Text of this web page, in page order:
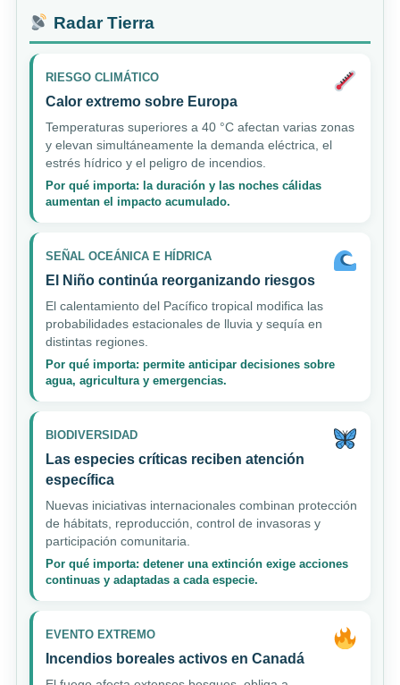
Radar Tierra
RIESGO CLIMÁTICO
Calor extremo sobre Europa
Temperaturas superiores a 40 °C afectan varias zonas
y elevan simultáneamente la demanda eléctrica, el
estrés hídrico y el peligro de incendios.
Por qué importa: la duración y las noches cálidas
aumentan el impacto acumulado.
SEÑAL OCEÁNICA E HÍDRICA
El Niño continúa reorganizando riesgos
El calentamiento del Pacífico tropical modifica las
probabilidades estacionales de lluvia y sequía en
distintas regiones.
Por qué importa: permite anticipar decisiones sobre
agua, agricultura y emergencias.
BIODIVERSIDAD
Las especies críticas reciben atención
específica
Nuevas iniciativas internacionales combinan protección
de hábitats, reproducción, control de invasoras y
participación comunitaria.
Por qué importa: detener una extinción exige acciones
continuas y adaptadas a cada especie.
EVENTO EXTREMO
Incendios boreales activos en Canadá